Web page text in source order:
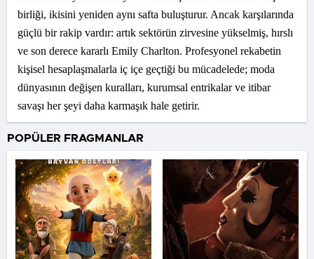
birliği, ikisini yeniden aynı safta buluşturur. Ancak karşılarında
güçlü bir rakip vardır: artık sektörün zirvesine yükselmiş, hırslı
ve son derece kararlı Emily Charlton. Profesyonel rekabetin
kişisel hesaplaşmalarla iç içe geçtiği bu mücadelede; moda
dünyasının değişen kuralları, kurumsal entrikalar ve itibar
savaşı her şeyi daha karmaşık hale getirir.
POPÜLER FRAGMANLAR